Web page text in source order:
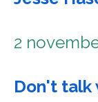
2
Don't talk